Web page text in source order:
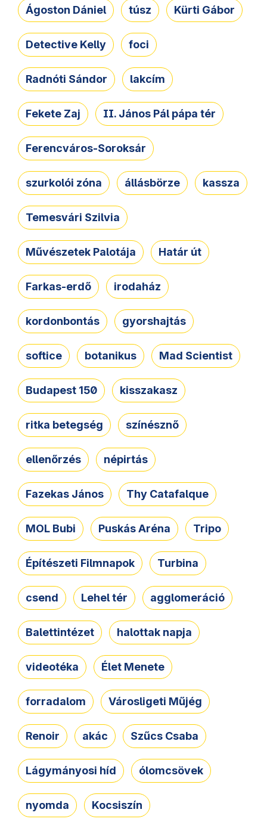
Ágoston Dániel túsz Kürti Gábor
Detective Kelly foci
Radnóti Sándor lakcím
Fekete Zaj II. János Pál pápa tér
Ferencváros-Soroksár
szurkolói zóna állásbörze kassza
Temesvári Szilvia
Művészetek Palotája Határ út
Farkas-erdő irodaház
kordonbontás gyorshajtás
softice botanikus Mad Scientist
Budapest 150 kisszakasz
ritka betegség színésznő
ellenőrzés népirtás
Fazekas János Thy Catafalque
MOL Bubi Puskás Aréna Tripo
Építészeti Filmnapok Turbina
csend Lehel tér agglomeráció
Balettintézet halottak napja
videotéka Élet Menete
forradalom Városligeti Műjég
Renoir akác Szűcs Csaba
Lágymányosi híd ólomcsövek
nyomda Kocsiszín